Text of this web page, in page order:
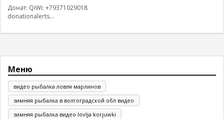
Донат: QiWi: +79371029018
donationalerts...
Меню
видео рыбалка ловля марлинов
зимняя рыбалка в волгоградской обл видео
зимняя рыбалка видео lovlja korjuwki